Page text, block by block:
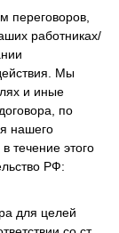
переговоров,
работниках/
Мы
и иные
по
нашего
течение этого
РФ:
для целей